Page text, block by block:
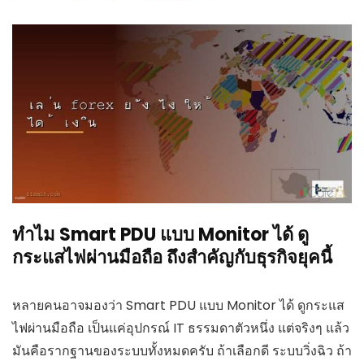
ทำไม Smart PDU แบบ Monitor ได้ ดู
กระแสไฟผ่านมือถือ ถึงสำคัญกับธุรกิจยุคนี้
หลายคนอาจมองว่า Smart PDU แบบ Monitor ได้ ดูกระแส
ไฟผ่านมือถือ เป็นแค่อุปกรณ์ IT ธรรมดาตัวหนึ่ง แต่จริงๆ แล้ว
มันคือรากฐานของระบบทั้งหมดครับ ถ้าเลือกดี ระบบวิ่งฉิว ถ้า